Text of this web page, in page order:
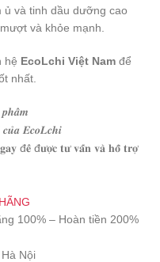
ủ và tinh dầu dưỡng cao
và khỏe mạnh.
hệ EcoLchi Việt Nam để
nhất.
𝒑𝒉𝒂̂̉𝒎
𝒄𝒖̉𝒂 𝑬𝒄𝒐𝑳𝒄𝒉𝒊
đ𝐞̂̉ đ𝐮̛𝐨̛̣𝐜 𝐭𝐮̛ 𝐯𝐚̂́𝐧 𝐯𝐚̀ 𝐡𝐨̂̃ 𝐭𝐫𝐨̛̣
100% – Hoàn tiền 200%
Nội